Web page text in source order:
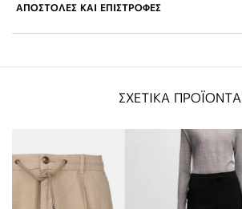
ΑΠΟΣΤΟΛΕΣ ΚΑΙ ΕΠΙΣΤΡΟΦΕΣ
ΣΧΕΤΙΚΑ ΠΡΟΪΟΝΤΑ